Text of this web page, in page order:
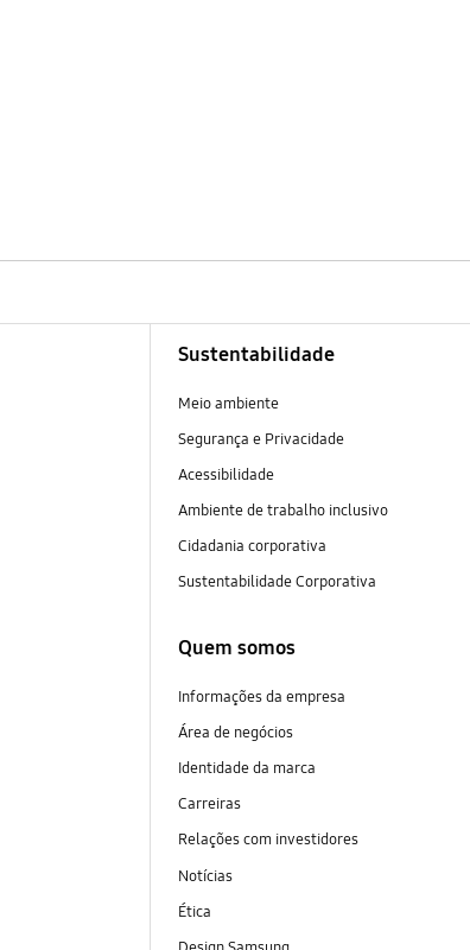
Sustentabilidade
Meio ambiente
Segurança e Privacidade
Acessibilidade
Ambiente de trabalho inclusivo
Cidadania corporativa
Sustentabilidade Corporativa
Quem somos
Informações da empresa
Área de negócios
Identidade da marca
Carreiras
Relações com investidores
Notícias
Ética